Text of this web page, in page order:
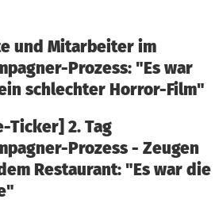
und Mitarbeiter im
Prozess: "Es war
schlechter Horror-Film"
Ticker] 2. Tag
Prozess - Zeugen
Restaurant: "Es war die